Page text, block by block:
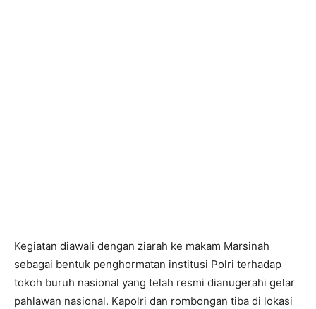
Kegiatan diawali dengan ziarah ke makam Marsinah
sebagai bentuk penghormatan institusi Polri terhadap
tokoh buruh nasional yang telah resmi dianugerahi gelar
pahlawan nasional. Kapolri dan rombongan tiba di lokasi